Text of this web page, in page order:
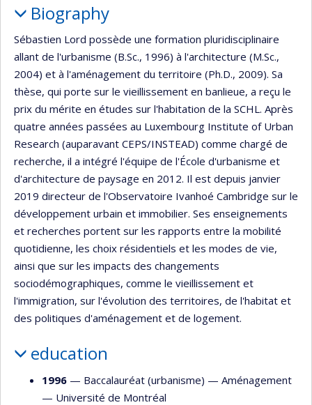
Biography
Sébastien Lord possède une formation pluridisciplinaire
allant de l'urbanisme (B.Sc., 1996) à l'architecture (M.Sc.,
2004) et à l'aménagement du territoire (Ph.D., 2009). Sa
thèse, qui porte sur le vieillissement en banlieue, a reçu le
prix du mérite en études sur l'habitation de la SCHL. Après
quatre années passées au Luxembourg Institute of Urban
Research (auparavant CEPS/INSTEAD) comme chargé de
recherche, il a intégré l'équipe de l'École d'urbanisme et
d'architecture de paysage en 2012. Il est depuis janvier
2019 directeur de l'Observatoire Ivanhoé Cambridge sur le
développement urbain et immobilier. Ses enseignements
et recherches portent sur les rapports entre la mobilité
quotidienne, les choix résidentiels et les modes de vie,
ainsi que sur les impacts des changements
sociodémographiques, comme le vieillissement et
l'immigration, sur l'évolution des territoires, de l'habitat et
des politiques d'aménagement et de logement.
education
1996 — Baccalauréat (urbanisme) — Aménagement
— Université de Montréal